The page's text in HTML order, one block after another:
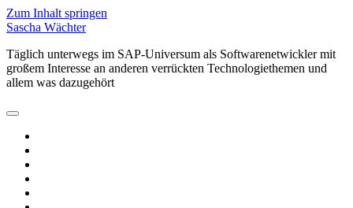
Zum Inhalt springen
Sascha Wächter
Täglich unterwegs im SAP-Universum als Softwarenetwickler mit
großem Interesse an anderen verrückten Technologiethemen und
allem was dazugehört
open
menu